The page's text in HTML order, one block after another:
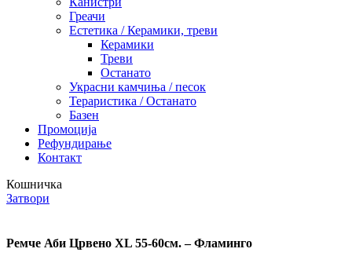
Греачи
Естетика / Керамики, треви
Керамики
Треви
Останато
Украсни камчиња / песок
Тераристика / Останато
Базен
Промоција
Рефундирање
Контакт
Кошничка
Затвори
Ремче Аби Црвено XL 55-60см. – Фламинго